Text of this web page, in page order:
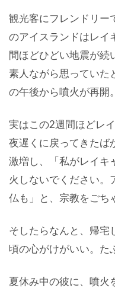
観光客にフレンドリー
のアイスランドはレイ
間ほどひどい地震が続
素人ながら思っていた
の午後から噴火が再開
実はこの2週間ほどレ
夜遅くに戻ってきたば
激増し、「私がレイキ
火しないでください。
仏も」と、宗教をごち
そしたらなんと、帰宅
頃の心がけがいい。た
夏休み中の彼に、噴火